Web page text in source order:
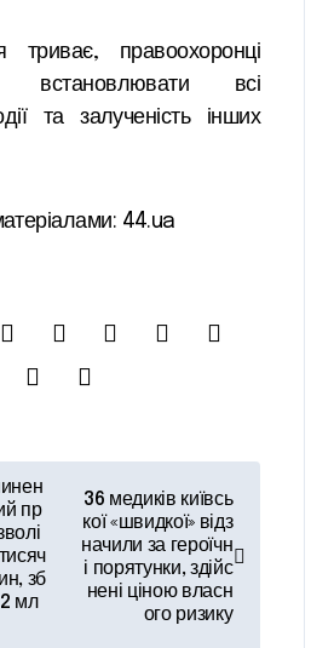
триває, правоохоронці
встановлювати всі
та залученість інших
44.ua
пр
зб
мл
36 медиків київсь
кої «швидкої» відз
начили за героїчн
і порятунки, здійс
нені ціною власн
ого ризику